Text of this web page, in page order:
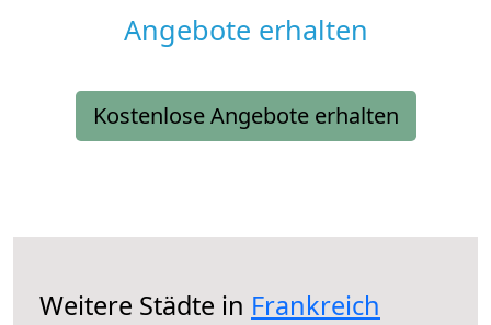
Angebote erhalten
Kostenlose Angebote erhalten
Weitere Städte in Frankreich